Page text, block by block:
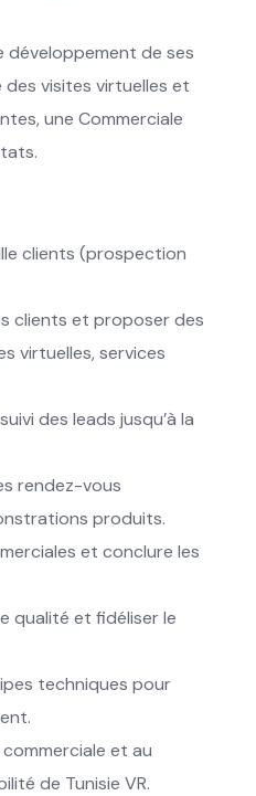
développement de ses
visites virtuelles et
une Commerciale
clients (prospection
clients et proposer des
virtuelles, services
des leads jusqu’à la
rendez-vous
produits.
et conclure les
qualité et fidéliser le
techniques pour
et au
de Tunisie VR.